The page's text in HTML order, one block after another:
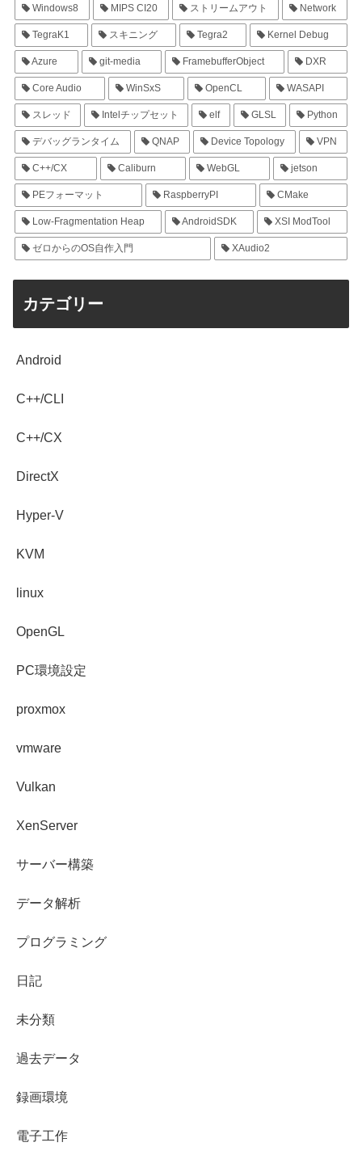
Windows8 MIPS CI20 ストリームアウト Network
TegraK1 スキニング Tegra2 Kernel Debug
Azure git-media FramebufferObject DXR
Core Audio WinSxS OpenCL WASAPI
スレッド Intelチップセット elf GLSL Python
デバッグランタイム QNAP Device Topology VPN
C++/CX Caliburn WebGL jetson
PEフォーマット RaspberryPI CMake
Low-Fragmentation Heap AndroidSDK XSI ModTool
ゼロからのOS自作入門 XAudio2
カテゴリー
Android
C++/CLI
C++/CX
DirectX
Hyper-V
KVM
linux
OpenGL
PC環境設定
proxmox
vmware
Vulkan
XenServer
サーバー構築
データ解析
プログラミング
日記
未分類
過去データ
録画環境
電子工作